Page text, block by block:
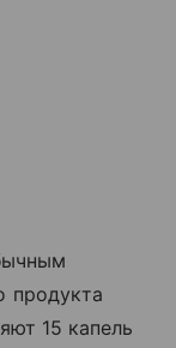
продукта
15 капель